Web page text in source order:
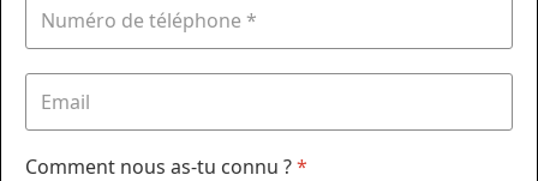
Comment nous as-tu connu ?*